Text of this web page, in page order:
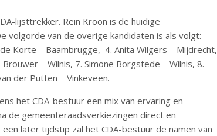
lijsttrekker. Rein Kroon is de huidige
volgorde van de overige kandidaten is als volgt:
Korte – Baambrugge, 4. Anita Wilgers – Mijdrecht,
– Wilnis, 7. Simone Borgstede – Wilnis, 8.
der Putten – Vinkeveen.
het CDA-bestuur een mix van ervaring en
de gemeenteraadsverkiezingen direct en
later tijdstip zal het CDA-bestuur de namen van